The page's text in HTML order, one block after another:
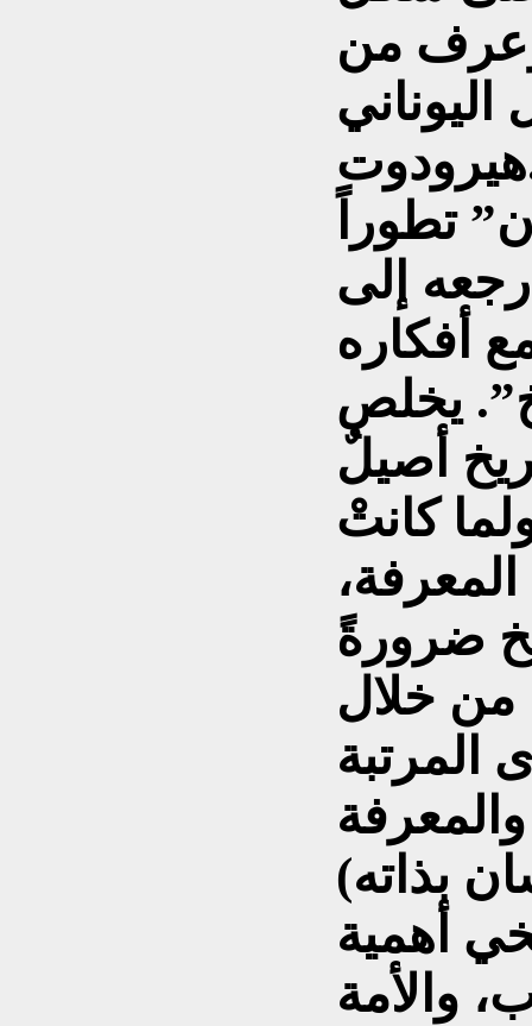
وعرف من
اليوناني
تطوراً
إلى
أفكاره
يخلص
أصيلٌ
كانتْ
ضرورةً
من خلال
المرتبة
أهمية
والأمة